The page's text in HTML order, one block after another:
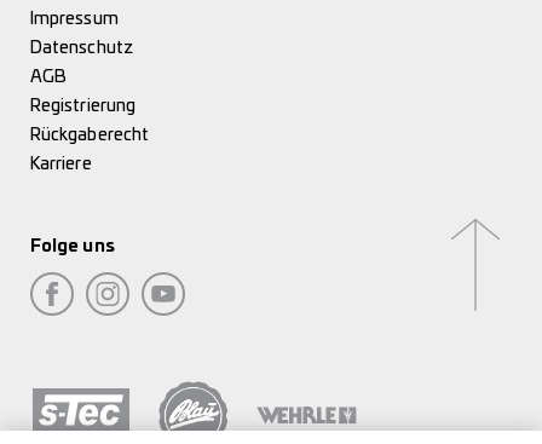
Impressum
Datenschutz
AGB
Registrierung
Rückgaberecht
Karriere
Folge uns